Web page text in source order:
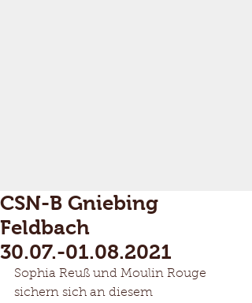
CSN-B Gniebing
Feldbach
30.07.-01.08.2021
Sophia Reuß und Moulin Rouge
sichern sich an diesem